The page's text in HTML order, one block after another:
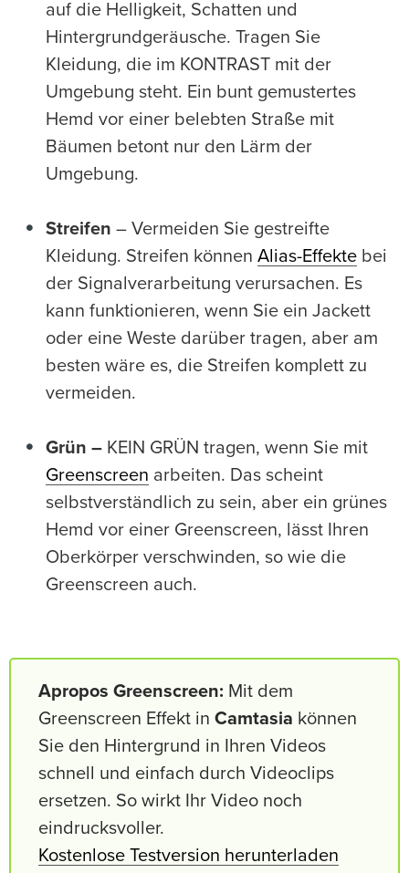
auf die Helligkeit, Schatten und
Hintergrundgeräusche. Tragen Sie
Kleidung, die im KONTRAST mit der
Umgebung steht. Ein bunt gemustertes
Hemd vor einer belebten Straße mit
Bäumen betont nur den Lärm der
Umgebung.
Streifen – Vermeiden Sie gestreifte
Kleidung. Streifen können Alias-Effekte bei
der Signalverarbeitung verursachen. Es
kann funktionieren, wenn Sie ein Jackett
oder eine Weste darüber tragen, aber am
besten wäre es, die Streifen komplett zu
vermeiden.
Grün – KEIN GRÜN tragen, wenn Sie mit
Greenscreen arbeiten. Das scheint
selbstverständlich zu sein, aber ein grünes
Hemd vor einer Greenscreen, lässt Ihren
Oberkörper verschwinden, so wie die
Greenscreen auch.
Apropos Greenscreen: Mit dem
Greenscreen Effekt in Camtasia können
Sie den Hintergrund in Ihren Videos
schnell und einfach durch Videoclips
ersetzen. So wirkt Ihr Video noch
eindrucksvoller.
Kostenlose Testversion herunterladen